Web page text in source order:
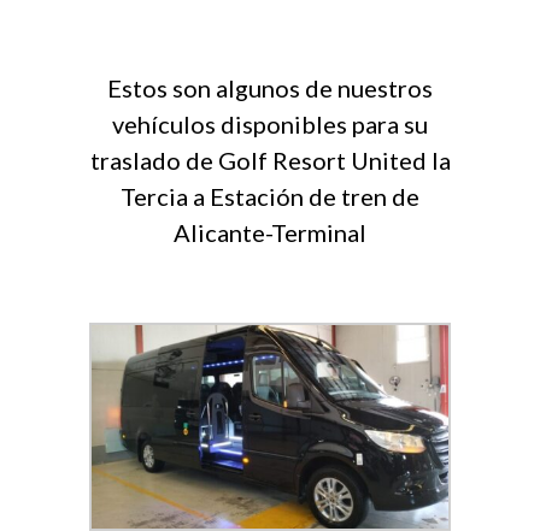
Estos son algunos de nuestros
vehículos disponibles para su
traslado de Golf Resort United la
Tercia a Estación de tren de
Alicante-Terminal